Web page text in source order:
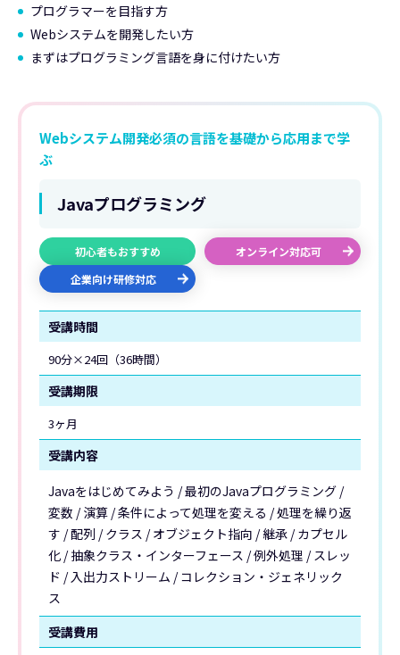
プログラマーを目指す方
Webシステムを開発したい方
まずはプログラミング言語を身に付けたい方
Webシステム開発必須の言語を基礎から応用まで学
ぶ
Javaプログラミング
初心者もおすすめ
オンライン対応可
企業向け研修対応
受講時間
90分×24回（36時間）
受講期限
3ヶ月
受講内容
Javaをはじめてみよう / 最初のJavaプログラミング /
変数 / 演算 / 条件によって処理を変える / 処理を繰り返
す / 配列 / クラス / オブジェクト指向 / 継承 / カプセル
化 / 抽象クラス・インターフェース / 例外処理 / スレッ
ド / 入出力ストリーム / コレクション・ジェネリック
ス
受講費用